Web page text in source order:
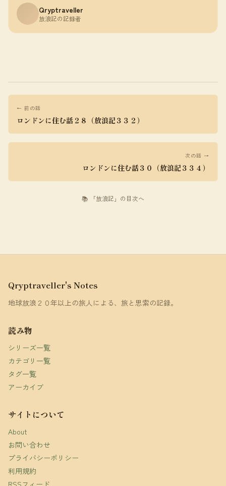
Qryptraveller
放浪記の記録者
← 前の話
ロンドンに住む話２８（放浪記３３２）
次の話 →
ロンドンに住む話３０（放浪記３３４）
📚 「放浪記」の目次へ
Qryptraveller's Notes
地球放浪２０年以上の旅人による、旅と思索の記録。
読み物
シリーズ一覧
カテゴリ一覧
タグ一覧
アーカイブ
サイトについて
About
お問い合わせ
プライバシーポリシー
利用規約